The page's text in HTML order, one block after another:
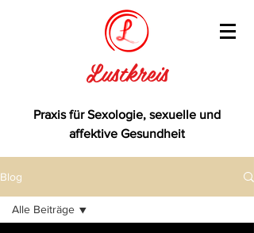
Lustkreis
Praxis für Sexologie, sexuelle und
affektive Gesundheit
Blog
Alle Beiträge